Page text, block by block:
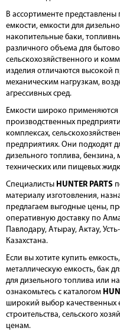
В ассортименте
емкости, емкости для
накопительные баки,
различного объема для
сельскохозяйственного и
изделия отличаются высокой
механическим нагрузкам,
агрессивных сред.
Емкости широко применяются
производственных
комплексах,
предприятиях. Они подходят
дизельного топлива, бензина,
технических или пищевых
Специалисты HUNTER PARTS
материалу изготовления,
предлагаем выгодные цены,
оперативную доставку по
Павлодару, Атырау, Актау,
Казахстана.
Если вы хотите купить
металлическую емкость, бак
для дизельного топлива или
ознакомьтесь с каталогом
широкий выбор
строительства, сельского
ценам.